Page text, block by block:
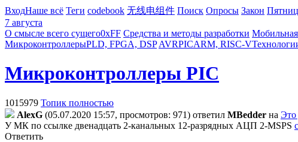
ВходНаше всё Теги codebook 无线电组件 Поиск Опросы Закон
7 августа
О смысле всего сущего0xFF Средства и методы разработки Мобильная
МикроконтроллерыPLD, FPGA, DSP AVRPICARM, RISC-V
Микроконтроллеры PIC
1015979 Топик полностью
AlexG (05.07.2020 15:57, просмотров: 971) ответил MBedder на Это
У МК по ссылке двенадцать 2-канальных 12-разрядных АЦП 2-MSPS
Ответить